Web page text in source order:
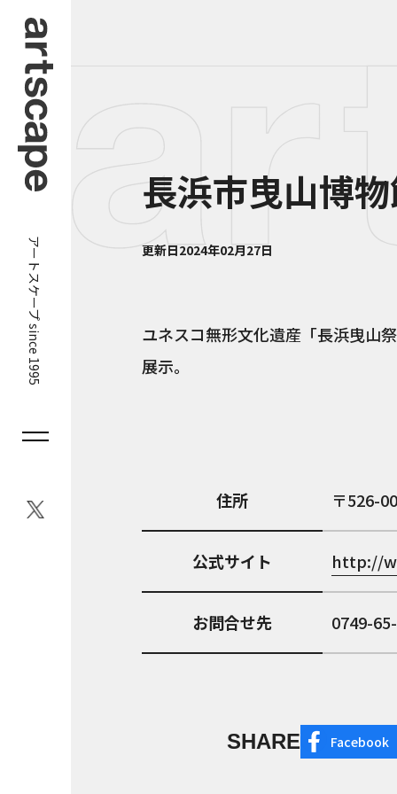
アートスケープ since 1995
長浜市曳山博
更新日2024年02月27日
ユネスコ無形文化遺産「長浜曳山
展示。
住所 526-
公式サイト http://
お問合せ先 0749-
SHARE Facebook